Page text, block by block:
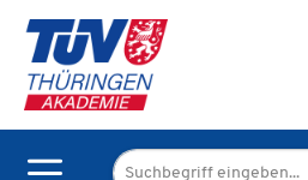
Zum Hauptinhalt springen